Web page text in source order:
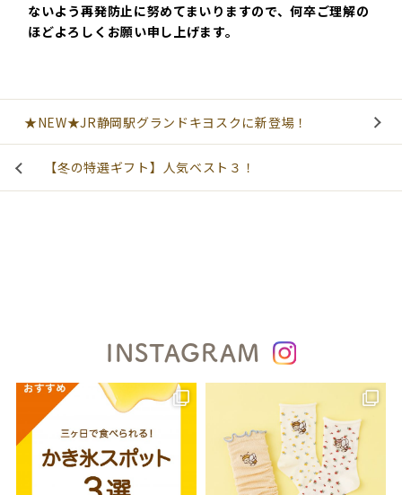
ないよう再発防止に努めてまいりますので、何卒ご理解の
ほどよろしくお願い申し上げます。
★NEW★JR静岡駅グランドキヨスクに新登場！
【冬の特選ギフト】人気ベスト３！
INSTAGRAM